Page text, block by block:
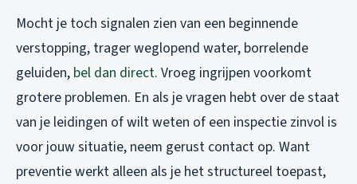
Mocht je toch signalen zien van een beginnende
verstopping, trager weglopend water, borrelende
geluiden, bel dan direct. Vroeg ingrijpen voorkomt
grotere problemen. En als je vragen hebt over de staat
van je leidingen of wilt weten of een inspectie zinvol is
voor jouw situatie, neem gerust contact op. Want
preventie werkt alleen als je het structureel toepast,